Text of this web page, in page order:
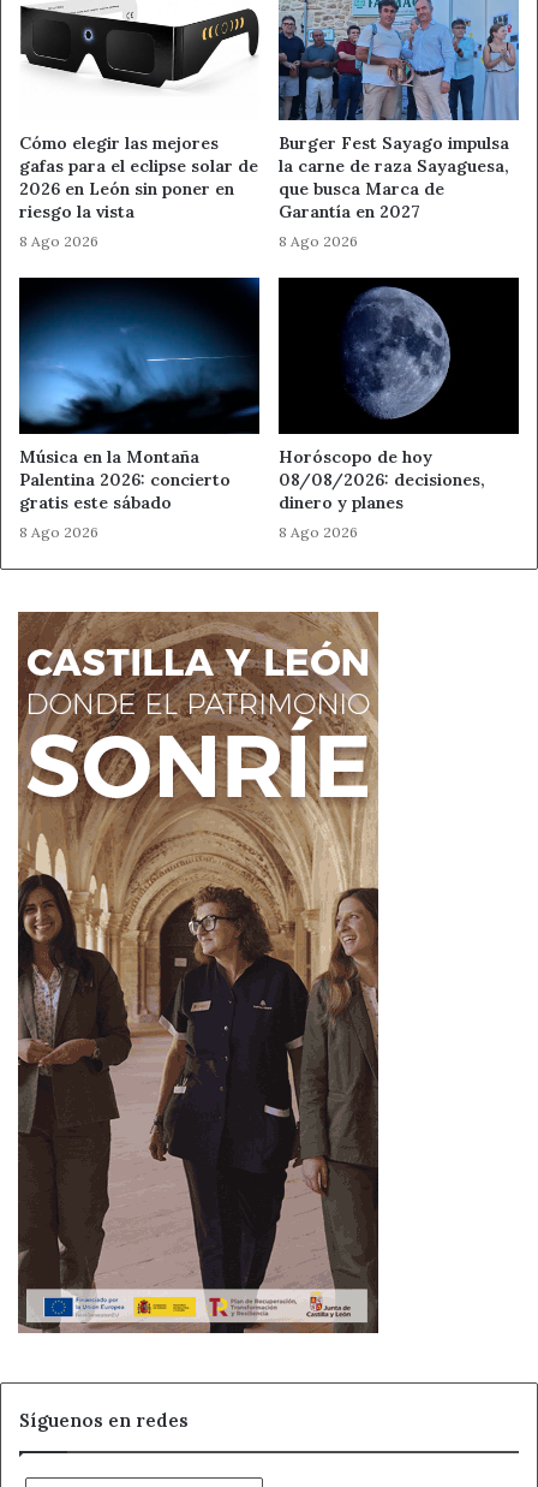
Cómo elegir las mejores
gafas para el eclipse solar de
2026 en León sin poner en
riesgo la vista
8 Ago 2026
Burger Fest Sayago impulsa
la carne de raza Sayaguesa,
que busca Marca de
Garantía en 2027
8 Ago 2026
Música en la Montaña
Palentina 2026: concierto
gratis este sábado
8 Ago 2026
Horóscopo de hoy
08/08/2026: decisiones,
dinero y planes
8 Ago 2026
Síguenos en redes